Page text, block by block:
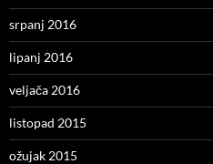
srpanj 2016
lipanj 2016
veljača 2016
listopad 2015
ožujak 2015